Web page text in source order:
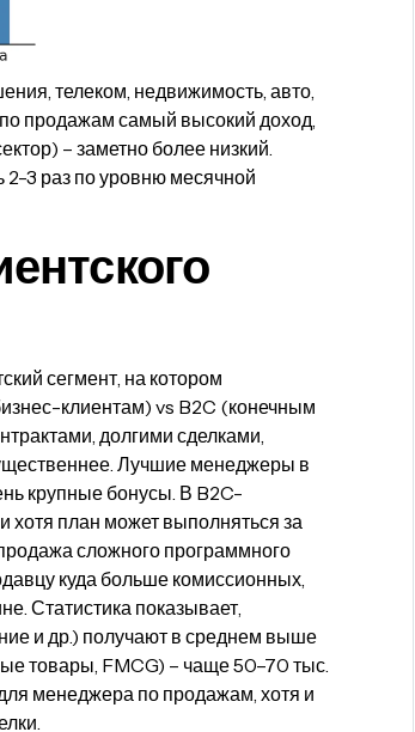
телеком, недвижимость, авто,
продажам самый высокий доход,
– заметно более низкий.
3 раз по уровню месячной
сегмент, на котором
клиентам) vs B2C (конечным
долгими сделками,
Лучшие менеджеры в
крупные бонусы. В B2C-
хотя план может выполняться за
сложного программного
куда больше комиссионных,
Статистика показывает,
и др.) получают в среднем выше
товары, FMCG) – чаще 50–70 тыс.
менеджера по продажам, хотя и